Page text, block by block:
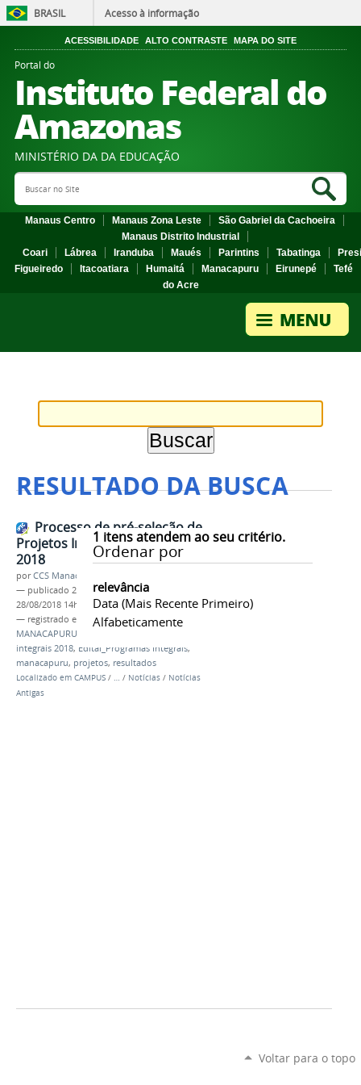
BRASIL Acesso à informação
ACESSIBILIDADE ALTO CONTRASTE MAPA DO SITE
Portal do
Instituto Federal do
Amazonas
MINISTÉRIO DA DA EDUCAÇÃO
Search Site
Manaus Centro Manaus Zona Leste
São Gabriel da Cachoeira
Manaus Distrito Industrial
Coari
Lábrea Iranduba Maués Parintins Tabatinga
Figueiredo
Itacoatiara Humaitá Manacapuru Eirunepé
Tefé
do Acre
RESULTADO DA BUSCA
1 itens atendem ao seu critério.
Ordenar por
relevância
Data (mais Recente Primeiro)
Alfabeticamente
Processo de pré-seleção de
Projetos Integrais 2º semestre de
2018
porCCS Manacaouru
— publicado 20/08/2018—última modificação
28/08/2018 14h28
— registrado em:
CAMPUS AVANÇADO
MANACAPURU
integrais 2018, Edital_Programas Integrais,
manacapuru, projetos, resultados
Localizado em CAMPUS / … / Notícias / Notícias
Antigas
Voltar para o topo